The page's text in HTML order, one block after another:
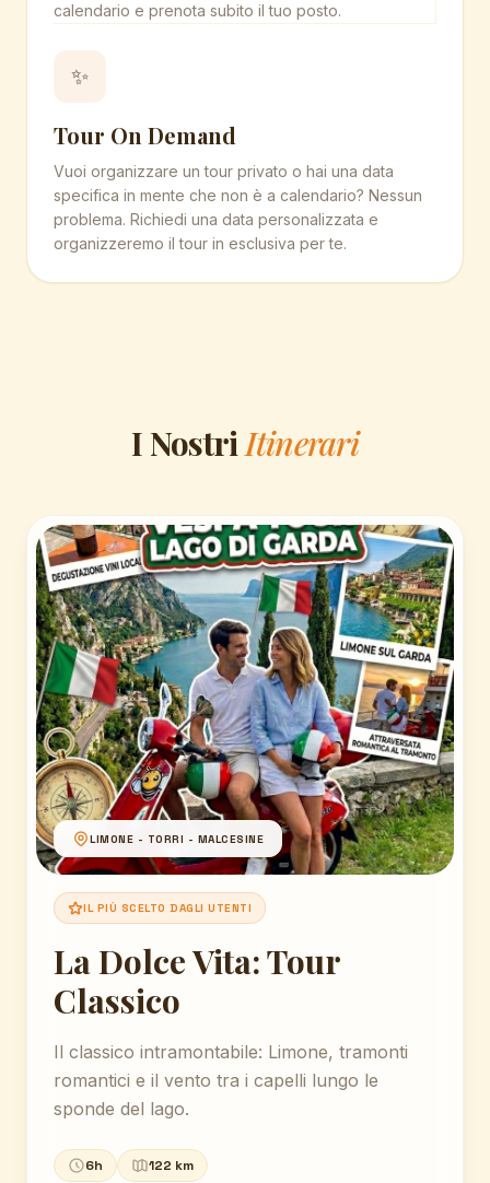
calendario e prenota subito il tuo posto.
✨
Tour On Demand
Vuoi organizzare un tour privato o hai una data
specifica in mente che non è a calendario? Nessun
problema. Richiedi una data personalizzata e
organizzeremo il tour in esclusiva per te.
I NostriItinerari
LIMONE - TORRI - MALCESINE
IL PIÙ SCELTO DAGLI UTENTI
La Dolce Vita: Tour
Classico
Il classico intramontabile: Limone, tramonti
romantici e il vento tra i capelli lungo le
sponde del lago.
6h 122 km